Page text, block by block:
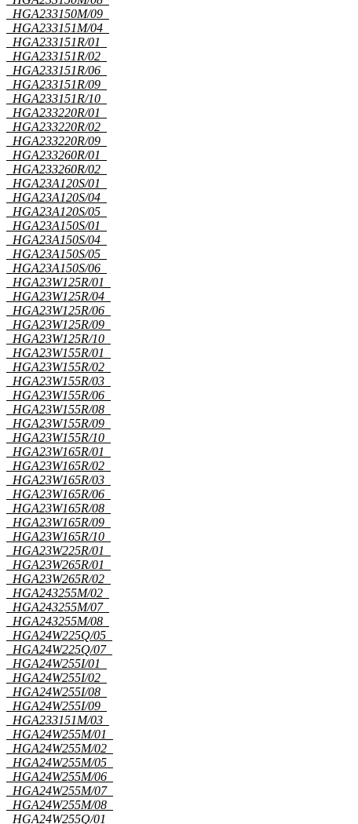
HGA233150M/09
HGA233151M/04
HGA233151R/01
HGA233151R/02
HGA233151R/06
HGA233151R/09
HGA233151R/10
HGA233220R/01
HGA233220R/02
HGA233220R/09
HGA233260R/01
HGA233260R/02
HGA23A120S/01
HGA23A120S/04
HGA23A120S/05
HGA23A150S/01
HGA23A150S/04
HGA23A150S/05
HGA23A150S/06
HGA23W125R/01
HGA23W125R/04
HGA23W125R/06
HGA23W125R/09
HGA23W125R/10
HGA23W155R/01
HGA23W155R/02
HGA23W155R/03
HGA23W155R/06
HGA23W155R/08
HGA23W155R/09
HGA23W155R/10
HGA23W165R/01
HGA23W165R/02
HGA23W165R/03
HGA23W165R/06
HGA23W165R/08
HGA23W165R/09
HGA23W165R/10
HGA23W225R/01
HGA23W265R/01
HGA23W265R/02
HGA243255M/02
HGA243255M/07
HGA243255M/08
HGA24W225Q/05
HGA24W225Q/07
HGA24W255I/01
HGA24W255I/02
HGA24W255I/08
HGA24W255I/09
HGA233151M/03
HGA24W255M/01
HGA24W255M/02
HGA24W255M/05
HGA24W255M/06
HGA24W255M/07
HGA24W255M/08
HGA24W255Q/01